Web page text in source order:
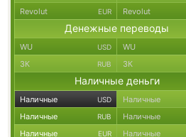
Revolut EUR Revolut
Денежные переводы
WU USD WU
ЗК RUB ЗК
Наличные деньги
Наличные USD Наличные
Наличные RUB Наличные
Наличные EUR Наличные